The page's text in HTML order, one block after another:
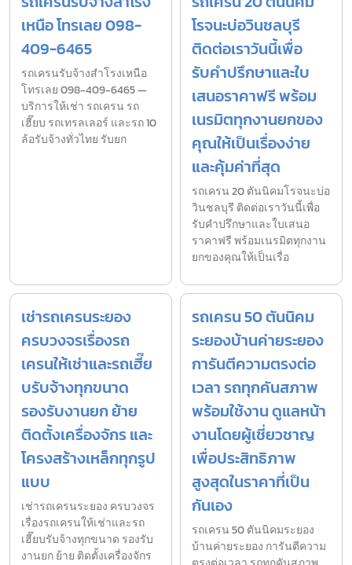
เหนือ โทรเลย 098-
409-6465
รถเครนรับจ้างสำโรงเหนือ
โทรเลย 098-409-6465 —
บริการให้เช่า รถเครน รถ
เฮี๊ยบ รถเทรลเลอร์ และรถ 10
ล้อรับจ้างทั่วไทย รับยก
โรจนะบ่อวินชลบุรี
ติดต่อเราวันนี้เพื่อ
รับคำปรึกษาและใบ
เสนอราคาฟรี พร้อม
เนรมิตทุกงานยกของ
คุณให้เป็นเรื่องง่าย
และคุ้มค่าที่สุด
รถเครน 20 ตันนิคมโรจนะบ่อ
วินชลบุรี ติดต่อเราวันนี้เพื่อ
รับคำปรึกษาและใบเสนอ
ราคาฟรี พร้อมเนรมิตทุกงาน
ยกของคุณให้เป็นเรื่อ
เช่ารถเครนระยอง
ครบวงจรเรื่องรถ
เครนให้เช่าและรถเฮี๊ย
บรับจ้างทุกขนาด
รองรับงานยก ย้าย
ติดตั้งเครื่องจักร และ
โครงสร้างเหล็กทุกรูป
แบบ
เช่ารถเครนระยอง ครบวงจร
เรื่องรถเครนให้เช่าและรถ
เฮี๊ยบรับจ้างทุกขนาด รองรับ
งานยก ย้าย ติดตั้งเครื่องจักร
รถเครน 50 ตันนิคม
ระยองบ้านค่ายระยอง
การันตีความตรงต่อ
เวลา รถทุกคันสภาพ
พร้อมใช้งาน ดูแลหน้า
งานโดยผู้เชี่ยวชาญ
เพื่อประสิทธิภาพ
สูงสุดในราคาที่เป็น
กันเอง
รถเครน 50 ตันนิคมระยอง
บ้านค่ายระยอง การันตีความ